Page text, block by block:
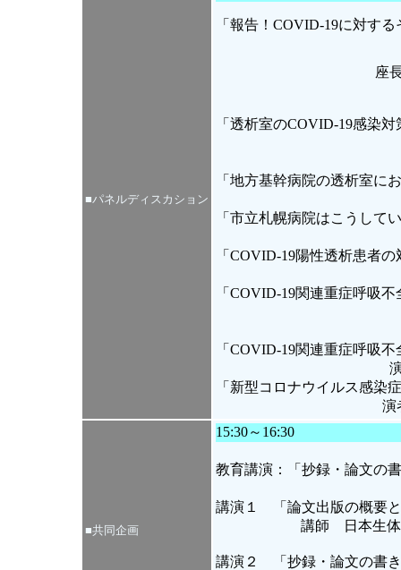
■パネルディスカション
「報告！COVID-19に対す
座
「透析室のCOVID-19感染
「地方基幹病院の透析室に
「市立札幌病院はこうし
「COVID-19陽性透析患者の
「COVID-19関連重症呼吸
「COVID-19関連重症呼吸
「新型コロナウイルス感染
■共同企画
15:30～16:30
教育講演：「抄録・論文の
講演１ 「論文出版の概要
講師 日本生
講演２ 「抄録・論文の書